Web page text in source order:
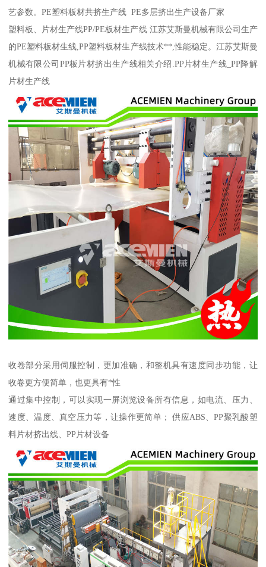
艺参数。PE塑料板材共挤生产线 PE多层挤出生产设备厂家
塑料板、片材生产线PP/PE板材生产线 江苏艾斯曼机械有限公司生产
的PE塑料板材生线,PP塑料板材生产线技术**,性能稳定。江苏艾斯曼
机械有限公司PP板片材挤出生产线相关介绍.PP片材生产线_PP降解
片材生产线
收卷部分采用伺服控制，更加准确，和整机具有速度同步功能，让
收卷更方便简单，也更具有*性
通过集中控制，可以实现一屏浏览设备所有信息，如电流、压力、
速度、温度、真空压力等，让操作更简单； 供应ABS、PP聚乳酸塑
料片材挤出线、PP片材设备